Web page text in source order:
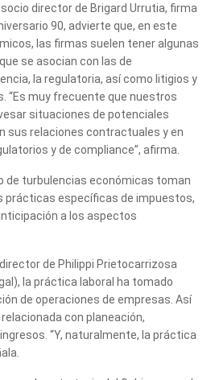
director de Brigard Urrutia, firma
90, advierte que, en este
las firmas suelen tener algunas
se asocian con las de
la regulatoria, así como litigios y
“Es muy frecuente que nuestros
situaciones de potenciales
sus relaciones contractuales y en
y de compliance”, afirma.
de turbulencias económicas toman
prácticas específicas de impuestos,
a los aspectos
de Philippi Prietocarrizosa
la práctica laboral ha tomado
de operaciones de empresas. Así
con planeación,
“Y, naturalmente, la práctica